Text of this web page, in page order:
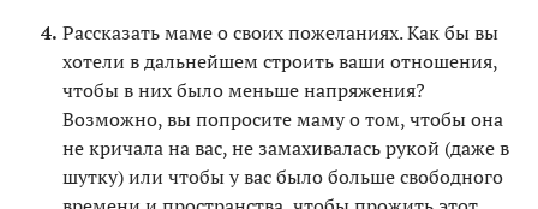
Рассказать маме о своих пожеланиях. Как бы вы
хотели в дальнейшем строить ваши отношения,
чтобы в них было меньше напряжения?
Возможно, вы попросите маму о том, чтобы она
не кричала на вас, не замахивалась рукой (даже в
шутку) или чтобы у вас было больше свободного